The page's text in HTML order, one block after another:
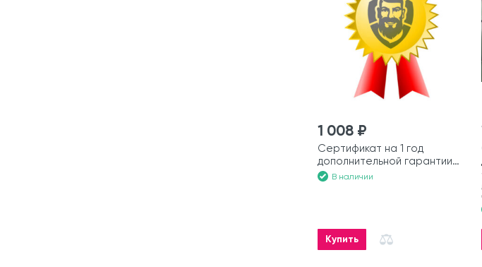
1 008 ₽
Сертификат на 1 год
дополнительной гарантии
на моторную лодку
В наличии
Купить